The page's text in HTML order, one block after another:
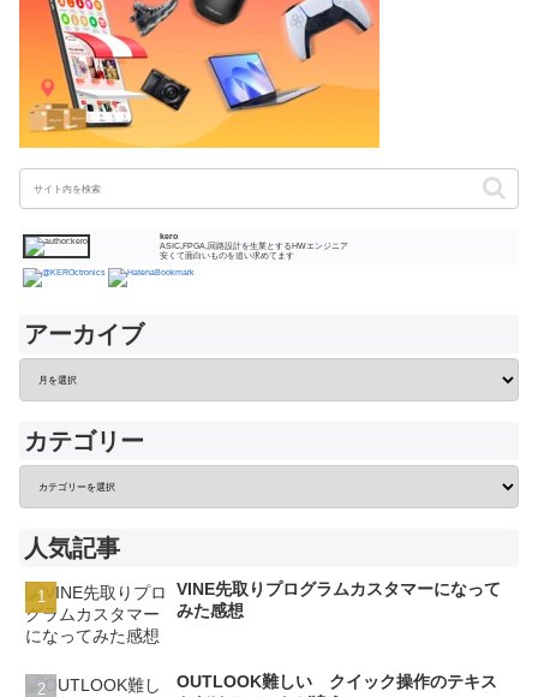
kero
ASIC,FPGA,回路設計を生業とするHWエンジニア
安くて面白いものを追い求めてます
アーカイブ
カテゴリー
人気記事
VINE先取りプログラムカスタマーになって
みた感想
OUTLOOK難しい クイック操作のテキス